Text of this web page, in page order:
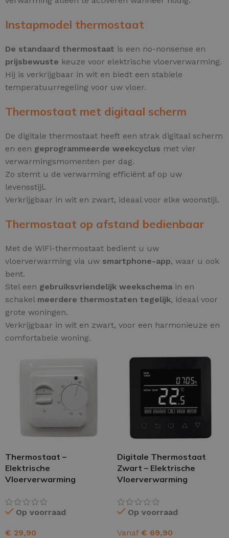
Instapmodel thermostaat
De standaard thermostaat is een no-nonsense en
prijsbewuste keuze voor elektrische vloerverwarming.
Hij is verkrijgbaar in wit en biedt een stabiele
temperatuurregeling voor uw vloer.
Thermostaat met digitaal scherm
De digitale thermostaat heeft een strak digitaal scherm
en een geprogrammeerde weekcyclus met vier
verwarmingsmomenten per dag.
Zo stemt u de verwarming efficiënt af op uw
levensstijl.
Verkrijgbaar in wit en zwart, ideaal voor elke woonstijl.
Thermostaat op afstand bedienbaar
Met de WiFi-thermostaat bedient u uw
vloerverwarming via uw smartphone-app, waar u ook
bent.
Stel een gebruiksvriendelijk weekschema in en
schakel meerdere thermostaten tegelijk, ideaal voor
grote woningen.
Verkrijgbaar in wit en zwart, voor een harmonieuze en
comfortabele woning.
Thermostaat –
Elektrische
Vloerverwarming
Op voorraad
€ 29,90
Digitale Thermostaat
Zwart – Elektrische
Vloerverwarming
Op voorraad
Vanaf € 69,90